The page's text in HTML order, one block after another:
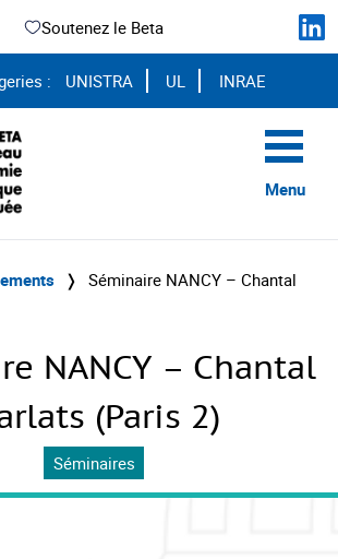
Soutenez le Beta
: UNISTRA UL INRAE
Menu
❭ Séminaire NANCY – Chantal
NANCY – Chantal
(Paris 2)
Séminaires